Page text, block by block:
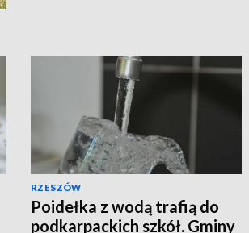
RZESZÓW
Poidełka z wodą trafią do
podkarpackich szkół. Gminy